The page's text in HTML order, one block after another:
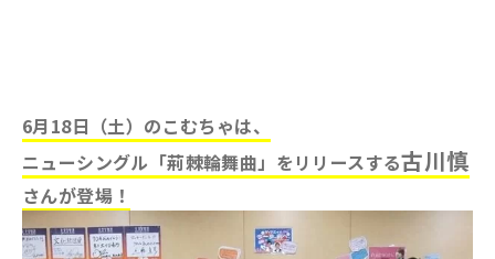
6月18日（土）のこむちゃは、
ニューシングル「荊棘輪舞曲」をリリースする古川慎
さんが登場！